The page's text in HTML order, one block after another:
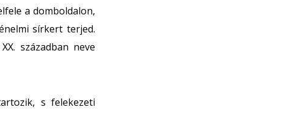
a domboldalon,
sírkert terjed.
században neve
s felekezeti